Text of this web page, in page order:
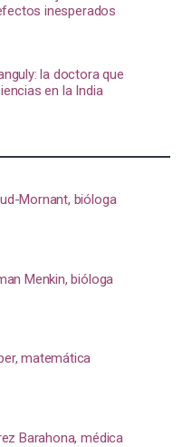
inesperados
la doctora que
en la India
Mornant, bióloga
Menkin, bióloga
matemática
Barahona, médica